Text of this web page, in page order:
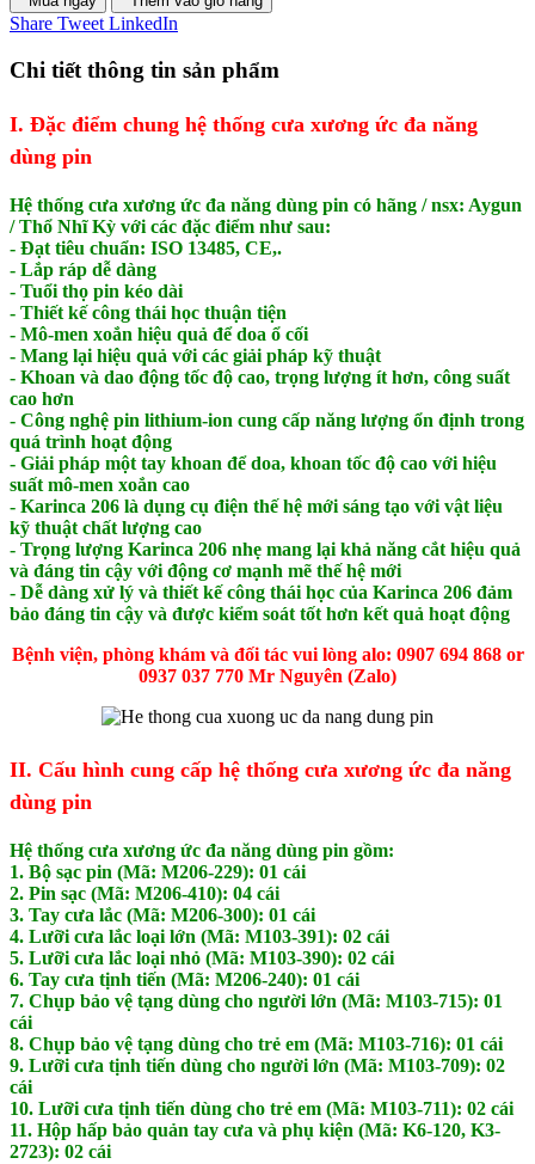
Share Tweet LinkedIn
Chi tiết thông tin sản phẩm
I. Đặc điểm chung hệ thống cưa xương ức đa năng
dùng pin
Hệ thống cưa xương ức đa năng dùng pin có hãng / nsx: Aygun
/ Thổ Nhĩ Kỳ với các đặc điểm như sau:
- Đạt tiêu chuẩn: ISO 13485, CE,.
- Lắp ráp dễ dàng
- Tuổi thọ pin kéo dài
- Thiết kế công thái học thuận tiện
- Mô-men xoắn hiệu quả để doa ổ cối
- Mang lại hiệu quả với các giải pháp kỹ thuật
- Khoan và dao động tốc độ cao, trọng lượng ít hơn, công suất
cao hơn
- Công nghệ pin lithium-ion cung cấp năng lượng ổn định trong
quá trình hoạt động
- Giải pháp một tay khoan để doa, khoan tốc độ cao với hiệu
suất mô-men xoắn cao
- Karinca 206 là dụng cụ điện thế hệ mới sáng tạo với vật liệu
kỹ thuật chất lượng cao
- Trọng lượng Karinca 206 nhẹ mang lại khả năng cắt hiệu quả
và đáng tin cậy với động cơ mạnh mẽ thế hệ mới
- Dễ dàng xử lý và thiết kế công thái học của Karinca 206 đảm
bảo đáng tin cậy và được kiểm soát tốt hơn kết quả hoạt động
Bệnh viện, phòng khám và đối tác vui lòng alo: 0907 694 868 or
0937 037 770 Mr Nguyên (Zalo)
II. Cấu hình cung cấp hệ thống cưa xương ức đa năng
dùng pin
Hệ thống cưa xương ức đa năng dùng pin gồm:
1. Bộ sạc pin (Mã: M206-229): 01 cái
2. Pin sạc (Mã: M206-410): 04 cái
3. Tay cưa lắc (Mã: M206-300): 01 cái
4. Lưỡi cưa lắc loại lớn (Mã: M103-391): 02 cái
5. Lưỡi cưa lắc loại nhỏ (Mã: M103-390): 02 cái
6. Tay cưa tịnh tiến (Mã: M206-240): 01 cái
7. Chụp bảo vệ tạng dùng cho người lớn (Mã: M103-715): 01
cái
8. Chụp bảo vệ tạng dùng cho trẻ em (Mã: M103-716): 01 cái
9. Lưỡi cưa tịnh tiến dùng cho người lớn (Mã: M103-709): 02
cái
10. Lưỡi cưa tịnh tiến dùng cho trẻ em (Mã: M103-711): 02 cái
11. Hộp hấp bảo quản tay cưa và phụ kiện (Mã: K6-120, K3-
2723): 02 cái